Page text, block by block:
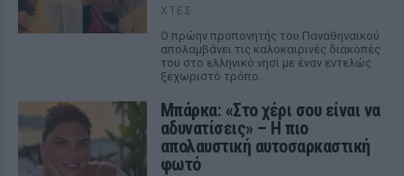
ΧΤΕΣ
Ο πρώην προπονητής του Παναθηναϊκού
απολαμβάνει τις καλοκαιρινές διακοπές
του στο ελληνικό νησί με έναν εντελώς
ξεχωριστό τρόπο.
Μπάρκα: «Στο χέρι σου είναι να
αδυνατίσεις» – Η πιο
απολαυστική αυτοσαρκαστική
φωτό